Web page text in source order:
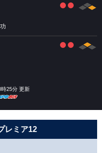
25分 更新
レミア12